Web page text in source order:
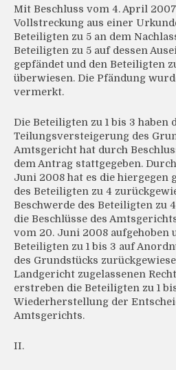
Mit Beschluss vom 4. April
Vollstreckung aus einer
Beteiligten zu 5 an dem
Beteiligten zu 5 auf dessen
gepfändet und den Beteiligten
überwiesen. Die Pfändung
vermerkt.
Die Beteiligten zu 1 bis 3 haben
Teilungsversteigerung des
Amtsgericht hat durch
dem Antrag stattgegeben.
Juni 2008 hat es die
des Beteiligten zu 4
Beschwerde des Beteiligten zu
die Beschlüsse des
vom 20. Juni 2008 aufgehoben
Beteiligten zu 1 bis 3 auf
des Grundstücks
Landgericht zugelassenen
erstreben die Beteiligten zu 1
Wiederherstellung der
Amtsgerichts.
II.